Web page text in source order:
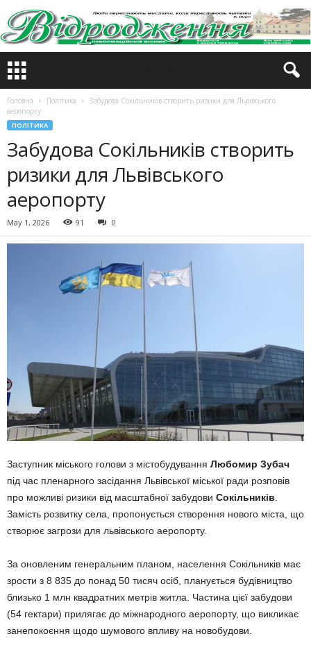
Головна Політика
Забудова Сокільників створить ризики для Львівського
аеропорту
ПОЛІТИКА
Забудова Сокільників створить
ризики для Львівського
аеропорту
May 1, 2026 91 0
Заступник міського голови з містобудування Любомир Зубач
під час пленарного засідання Львівської міської ради розповів
про можливі ризики від масштабної забудови Сокільників.
Замість розвитку села, пропонується створення нового міста, що
створює загрози для львівського аеропорту.
За оновленим генеральним планом, населення Сокільників має
зрости з 8 835 до понад 50 тисяч осіб, планується будівництво
близько 1 млн квадратних метрів житла. Частина цієї забудови
(54 гектари) прилягає до міжнародного аеропорту, що викликає
занепокоєння щодо шумового впливу на новобудови.